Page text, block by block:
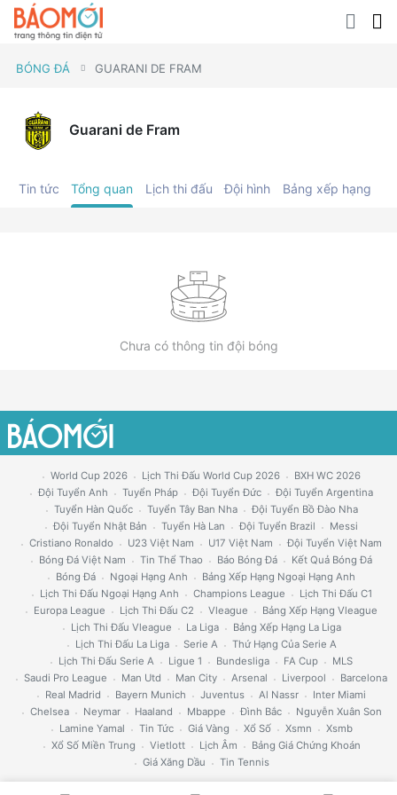
BÓNG ĐÁ GUARANI DE FRAM
Guarani de Fram
Tin tức Tổng quan Lịch thi đấu Đội hình Bảng xếp hạng
Chưa có thông tin đội bóng
World Cup 2026 Lịch Thi Đấu World Cup 2026
BXH WC 2026
Đội Tuyển Anh
Tuyển Pháp Đội Tuyển Đức
Đội Tuyển Argentina
Tuyển Hàn Quốc
Tuyển Tây Ban Nha
Đội Tuyển Bồ Đào Nha
Đội Tuyển Nhật Bản
Tuyển Hà Lan Đội Tuyển Brazil
Messi
Cristiano Ronaldo
U23 Việt Nam U17 Việt Nam
Đội Tuyển Việt Nam
Bóng Đá Việt Nam
Tin Thể Thao Báo Bóng Đá
Kết Quả Bóng Đá
Bóng Đá
Ngoại Hạng Anh
Bảng Xếp Hạng Ngoại Hạng Anh
Lịch Thi Đấu Ngoại Hạng Anh
Champions League
Lịch Thi Đấu C1
Europa League
Lịch Thi Đấu C2 Vleague
Bảng Xếp Hạng Vleague
Lịch Thi Đấu Vleague
La Liga
Bảng Xếp Hạng La Liga
Lịch Thi Đấu La Liga
Serie A
Thứ Hạng Của Serie A
Lịch Thi Đấu Serie A
Ligue 1 Bundesliga FA Cup
MLS
Saudi Pro League
Man Utd Man City Arsenal Liverpool
Barcelona
Real Madrid
Bayern Munich Juventus Al Nassr
Inter Miami
Chelsea
Neymar Haaland Mbappe Đình Bắc
Nguyễn Xuân Son
Lamine Yamal
Tin Tức Giá Vàng Xổ Số Xsmn
Xsmb
Xổ Số Miền Trung
Vietlott Lịch Âm
Bảng Giá Chứng Khoán
Giá Xăng Dầu
Tin Tennis